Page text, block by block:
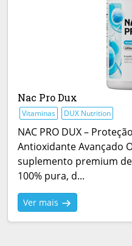
Nac Pro Dux
Vitaminas DUX Nutrition
NAC PRO DUX –
Antioxidante Avançado
suplemento premium
100% pura, d...
Ver mais